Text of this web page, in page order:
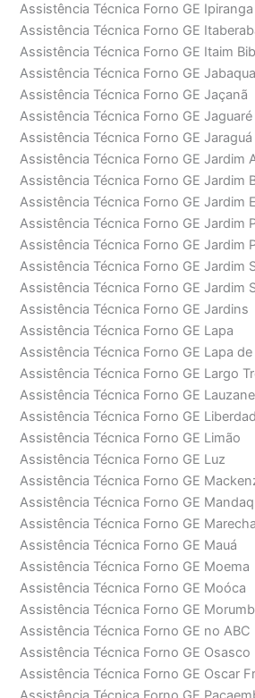
Assistência Técnica Forno GE Ipiranga
Assistência Técnica Forno GE
Assistência Técnica Forno GE Itaim
Assistência Técnica Forno GE
Assistência Técnica Forno GE Jaçanã
Assistência Técnica Forno GE Jaguaré
Assistência Técnica Forno GE Jaraguá
Assistência Técnica Forno GE Jardim
Assistência Técnica Forno GE Jardim
Assistência Técnica Forno GE Jardim
Assistência Técnica Forno GE Jardim
Assistência Técnica Forno GE Jardim
Assistência Técnica Forno GE Jardim
Assistência Técnica Forno GE Jardim
Assistência Técnica Forno GE Jardins
Assistência Técnica Forno GE Lapa
Assistência Técnica Forno GE Lapa de
Assistência Técnica Forno GE Largo
Assistência Técnica Forno GE
Assistência Técnica Forno GE
Assistência Técnica Forno GE Limão
Assistência Técnica Forno GE Luz
Assistência Técnica Forno GE
Assistência Técnica Forno GE
Assistência Técnica Forno GE
Assistência Técnica Forno GE Mauá
Assistência Técnica Forno GE Moema
Assistência Técnica Forno GE Moóca
Assistência Técnica Forno GE
Assistência Técnica Forno GE no ABC
Assistência Técnica Forno GE Osasco
Assistência Técnica Forno GE Oscar